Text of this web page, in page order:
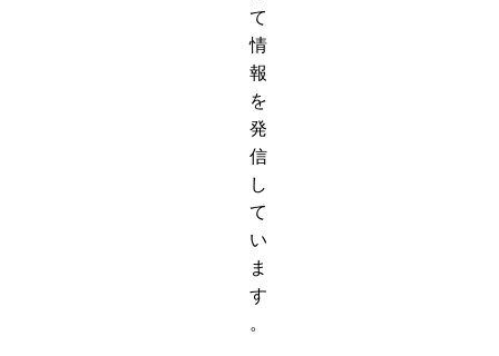
て
情
報
を
発
信
し
て
い
ま
す
。